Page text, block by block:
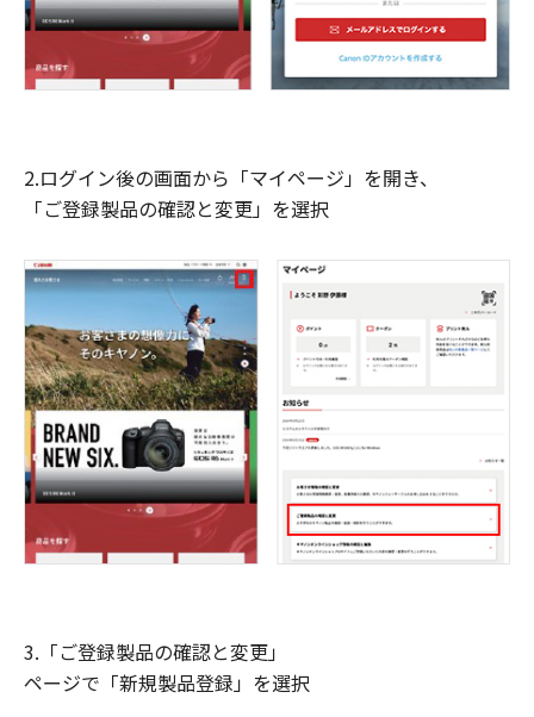
2.ログイン後の画面から「マイページ」を開き、
「ご登録製品の確認と変更」を選択
3.「ご登録製品の確認と変更」
ページで「新規製品登録」を選択